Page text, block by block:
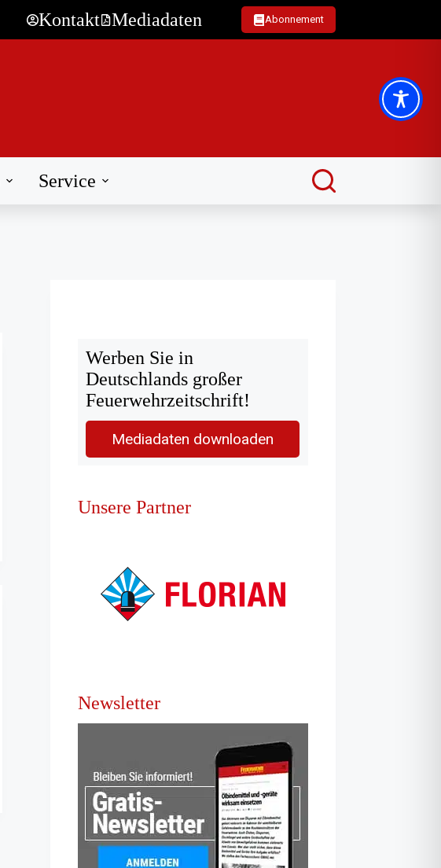
Kontakt Mediadaten Abonnement
Service
Werben Sie in
Deutschlands großer
Feuerwehrzeitschrift!
Mediadaten downloaden
Unsere Partner
Newsletter